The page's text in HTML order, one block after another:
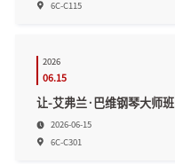
6C-C115
2026
06.15
让-艾弗兰·巴维钢琴大师班
2026-06-15
6C-C301